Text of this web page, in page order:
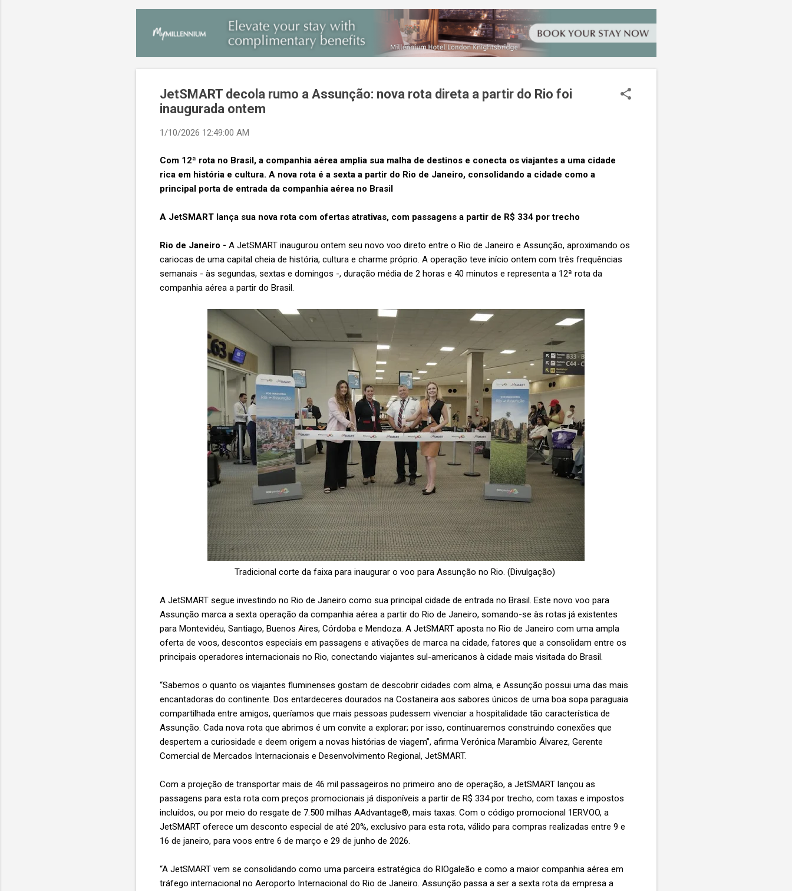
JetSMART decola rumo a Assunção: nova rota direta a partir do Rio foi
inaugurada ontem
1/10/2026 12:49:00 AM
Com 12ª rota no Brasil, a companhia aérea amplia sua malha de destinos e conecta os viajantes a uma cidade
rica em história e cultura. A nova rota é a sexta a partir do Rio de Janeiro, consolidando a cidade como a
principal porta de entrada da companhia aérea no Brasil
A JetSMART lança sua nova rota com ofertas atrativas, com passagens a partir de R$ 334 por trecho
Rio de Janeiro - A JetSMART inaugurou ontem seu novo voo direto entre o Rio de Janeiro e Assunção, aproximando os
cariocas de uma capital cheia de história, cultura e charme próprio. A operação teve início ontem com três frequências
semanais - às segundas, sextas e domingos -, duração média de 2 horas e 40 minutos e representa a 12ª rota da
companhia aérea a partir do Brasil.
Tradicional corte da faixa para inaugurar o voo para Assunção no Rio. (Divulgação)
A JetSMART segue investindo no Rio de Janeiro como sua principal cidade de entrada no Brasil. Este novo voo para
Assunção marca a sexta operação da companhia aérea a partir do Rio de Janeiro, somando-se às rotas já existentes
para Montevidéu, Santiago, Buenos Aires, Córdoba e Mendoza. A JetSMART aposta no Rio de Janeiro com uma ampla
oferta de voos, descontos especiais em passagens e ativações de marca na cidade, fatores que a consolidam entre os
principais operadores internacionais no Rio, conectando viajantes sul-americanos à cidade mais visitada do Brasil.
“Sabemos o quanto os viajantes fluminenses gostam de descobrir cidades com alma, e Assunção possui uma das mais
encantadoras do continente. Dos entardeceres dourados na Costaneira aos sabores únicos de uma boa sopa paraguaia
compartilhada entre amigos, queríamos que mais pessoas pudessem vivenciar a hospitalidade tão característica de
Assunção. Cada nova rota que abrimos é um convite a explorar; por isso, continuaremos construindo conexões que
despertem a curiosidade e deem origem a novas histórias de viagem”, afirma Verónica Marambio Álvarez, Gerente
Comercial de Mercados Internacionais e Desenvolvimento Regional, JetSMART.
Com a projeção de transportar mais de 46 mil passageiros no primeiro ano de operação, a JetSMART lançou as
passagens para esta rota com preços promocionais já disponíveis a partir de R$ 334 por trecho, com taxas e impostos
incluídos, ou por meio do resgate de 7.500 milhas AAdvantage®, mais taxas. Com o código promocional 1ERVOO, a
JetSMART oferece um desconto especial de até 20%, exclusivo para esta rota, válido para compras realizadas entre 9 e
16 de janeiro, para voos entre 6 de março e 29 de junho de 2026.
“A JetSMART vem se consolidando como uma parceira estratégica do RIOgaleão e como a maior companhia aérea em
tráfego internacional no Aeroporto Internacional do Rio de Janeiro. Assunção passa a ser a sexta rota da empresa a